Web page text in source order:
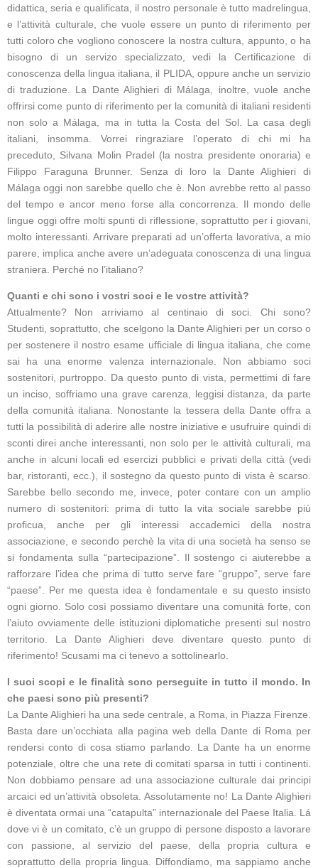
didattica, seria e qualificata, il nostro personale è tutto madrelingua,
e l’attività culturale, che vuole essere un punto di riferimento per
tutti coloro che vogliono conoscere la nostra cultura, appunto, o ha
bisogno di un servizo specializzato, vedi la Certificazione di
conoscenza della lingua italiana, il PLIDA, oppure anche un servizio
di traduzione. La Dante Alighieri di Málaga, inoltre, vuole anche
offrirsi come punto di riferimento per la comunità di italiani residenti
non solo a Málaga, ma in tutta la Costa del Sol. La casa degli
italiani, insomma. Vorrei ringraziare l’operato di chi mi ha
preceduto, Silvana Molin Pradel (la nostra presidente onoraria) e
Filippo Faraguna Brunner. Senza di loro la Dante Alighieri di
Málaga oggi non sarebbe quello che è. Non avrebbe retto al passo
del tempo e ancor meno forse alla concorrenza. Il mondo delle
lingue oggi offre molti spunti di riflessione, soprattutto per i giovani,
molto interessanti. Arrivare preparati ad un’offerta lavorativa, a mio
parere, implica anche avere un’adeguata conoscenza di una lingua
straniera. Perché no l’italiano?
Quanti e chi sono i vostri soci e le vostre attività?
Attualmente? Non arriviamo al centinaio di soci. Chi sono?
Studenti, soprattutto, che scelgono la Dante Alighieri per un corso o
per sostenere il nostro esame ufficiale di lingua italiana, che come
sai ha una enorme valenza internazionale. Non abbiamo soci
sostenitori, purtroppo. Da questo punto di vista, permettimi di fare
un inciso, soffriamo una grave carenza, leggisi distanza, da parte
della comunità italiana. Nonostante la tessera della Dante offra a
tutti la possibilità di aderire alle nostre iniziative e usufruire quindi di
sconti direi anche interessanti, non solo per le attività culturali, ma
anche in alcuni locali ed esercizi pubblici e privati della città (vedi
bar, ristoranti, ecc.), il sostegno da questo punto di vista è scarso.
Sarebbe bello secondo me, invece, poter contare con un amplio
numero di sostenitori: prima di tutto la vita sociale sarebbe più
proficua, anche per gli interessi accademici della nostra
associazione, e secondo perchè la vita di una società ha senso se
si fondamenta sulla “partecipazione”. Il sostengo ci aiuterebbe a
rafforzare l’idea che prima di tutto serve fare “gruppo”, serve fare
“paese”. Per me questa idea è fondamentale e su questo insisto
ogni giorno. Solo così possiamo diventare una comunità forte, con
l’aiuto ovviamente delle istituzioni diplomatiche presenti sul nostro
territorio. La Dante Alighieri deve diventare questo punto di
riferimento! Scusami ma ci tenevo a sottolinearlo.
I suoi scopi e le finalità sono perseguite in tutto il mondo. In
che paesi sono più presenti?
La Dante Alighieri ha una sede centrale, a Roma, in Piazza Firenze.
Basta dare un’occhiata alla pagina web della Dante di Roma per
rendersi conto di cosa stiamo parlando. La Dante ha un enorme
potenziale, oltre che una rete di comitati sparsa in tutti i continenti.
Non dobbiamo pensare ad una associazione culturale dai principi
arcaici ed un’attività obsoleta. Assolutamente no! La Dante Alighieri
è diventata ormai una “catapulta” internazionale del Paese Italia. Lá
dove vi è un comitato, c’è un gruppo di persone disposto a lavorare
con passione, al servizio del paese, della propria cultura e
soprattutto della propria lingua. Diffondiamo, ma sappiamo anche